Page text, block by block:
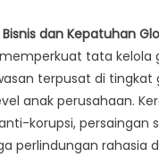
dan Kepatuhan
tata kelola
terpusat di tingkat
anak perusahaan.
korupsi, persaingan
perlindungan rahasia